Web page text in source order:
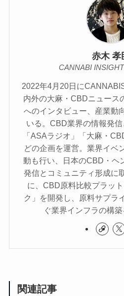
赤木 孝
CANNABI
2022年4月20日に
内外の大麻・CBDニュース
へのインタビュー、産業動
いる。CBD業界の情報発信
「ASAラジオ」「大麻・
どの企画を運営。業界イベ
動も行い、日本のCBD・ヘ
発信とコミュニティ形成に
に、CBD原料比較プラッ
ク」を開発し、原料サプラ
ぐ業界インフラの構築
関連記事